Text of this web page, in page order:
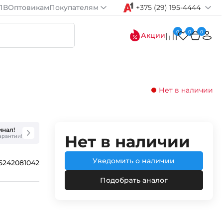
ОптовикамПокупателям +375 (29) 195-4444
Акции 0 0 0
Нет в наличии
Нет в наличии
Уведомить о наличии
Подобрать аналог